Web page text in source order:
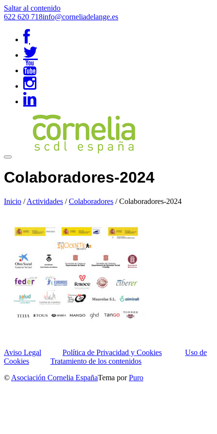
Saltar al contenido
622 620 718info@corneliadelange.es
Colaboradores-2024
Inicio / Actividades / Colaboradores / Colaboradores-2024
Aviso Legal Política de Privacidad y Cookies
Uso de
Cookies
Tratamiento de los contenidos
© Asociación Cornelia EspañaTema porPuro